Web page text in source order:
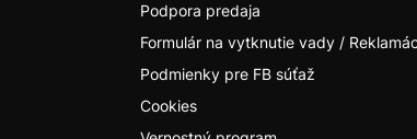
Podpora predaja
Formulár na vytknutie vady /
Podmienky pre FB súťaž
Cookies